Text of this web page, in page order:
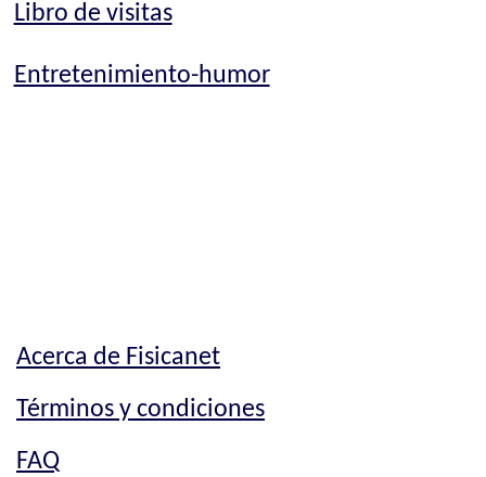
Libro de visitas
Entretenimiento-humor
Acerca de Fisicanet
Términos y condiciones
FAQ